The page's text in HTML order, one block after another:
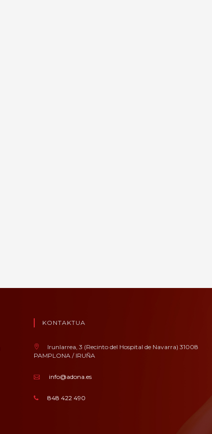
KONTAKTUA
Irunlarrea, 3 (Recinto del Hospital de Navarra) 31008
PAMPLONA / IRUÑA
info@adona.es
848 422 490